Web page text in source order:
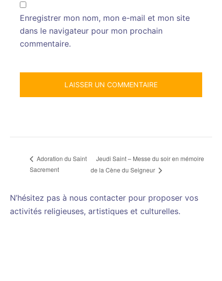
Enregistrer mon nom, mon e-mail et mon site
dans le navigateur pour mon prochain
commentaire.
Adoration du Saint
Sacrement
Jeudi Saint – Messe du soir en mémoire
de la Cène du Seigneur
N’hésitez pas à nous contacter pour proposer vos
activités religieuses, artistiques et culturelles.